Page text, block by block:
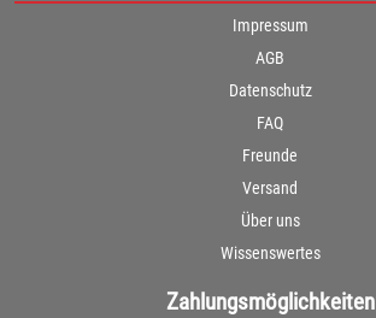
Impressum
AGB
Datenschutz
FAQ
Freunde
Versand
Über uns
Wissenswertes
Zahlungsmöglichkeiten